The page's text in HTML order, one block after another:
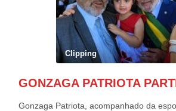
Clipping
Gonzaga Patriota, acompanhado da